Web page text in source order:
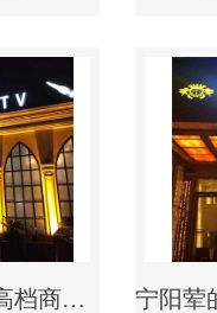
宁阳最好高端顶级高档商务KTV夜总会-天上人间KTV消费点评